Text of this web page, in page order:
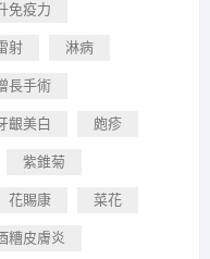
免疫力
射 淋病
長手術
齦美白 皰疹
紫錐菊
花賜康 菜花
糟皮膚炎